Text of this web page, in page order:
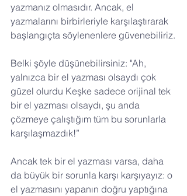
yazmanız olmasıdır. Ancak, el
yazmalarını birbirleriyle karşılaştırarak
başlangıçta söylenenlere güvenebiliriz.
Belki şöyle düşünebilirsiniz: "Ah,
yalnızca bir el yazması olsaydı çok
güzel olurdu Keşke sadece orijinal tek
bir el yazması olsaydı, şu anda
çözmeye çalıştığım tüm bu sorunlarla
karşılaşmazdık!”
Ancak tek bir el yazması varsa, daha
da büyük bir sorunla karşı karşıyayız: o
el yazmasını yapanın doğru yaptığına